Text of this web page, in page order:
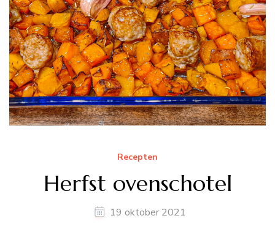
Recepten
Herfst ovenschotel
19 oktober 2021